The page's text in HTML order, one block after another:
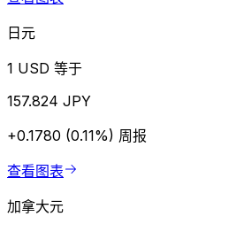
日元
1 USD 等于
157.824 JPY
+0.1780 (0.11%) 周报
查看图表
加拿大元